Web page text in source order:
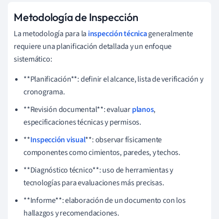
Metodología de Inspección
La metodología para la inspección técnicageneralmente
requiere una planificación detallada y un enfoque
sistemático:
**Planificación**: definir el alcance, lista de verificación y
cronograma.
**Revisión documental**: evaluarplanos,
especificaciones técnicas y permisos.
**Inspección visual**: observar físicamente
componentes como cimientos, paredes, y techos.
**Diagnóstico técnico**: uso de herramientas y
tecnologías para evaluaciones más precisas.
**Informe**: elaboración de un documento con los
hallazgos y recomendaciones.